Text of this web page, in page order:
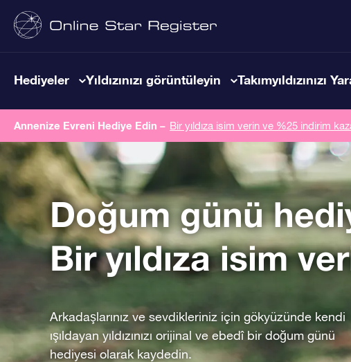
Hediyeler Yıldızınızı görüntüleyin Takımyıldızınızı
Annenize Evreni Hediye Edin – Bir yıldıza isim verin ve %25 indirim
Doğum günü
Bir yıldıza isim
Arkadaşlarınız ve sevdikleriniz için gökyüzünde kendi
ışıldayan yıldızınızı orijinal ve ebedî bir doğum günü
hediyesi olarak kaydedin.